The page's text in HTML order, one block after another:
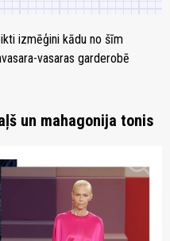
izmēģini kādu no šīm
vasaras garderobē
un mahagonija tonis
zoom_in